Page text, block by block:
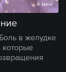
4 мин
в желудке
которые